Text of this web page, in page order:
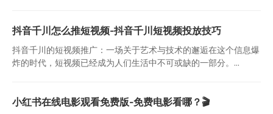
抖音千川怎么推短视频-抖音千川短视频投放技巧
抖音千川的短视频推广：一场关于艺术与技术的邂逅在这个信息爆
炸的时代，短视频已经成为人们生活中不可或缺的一部分。...
小红书在线电影观看免费版-免费电影看哪？🎬